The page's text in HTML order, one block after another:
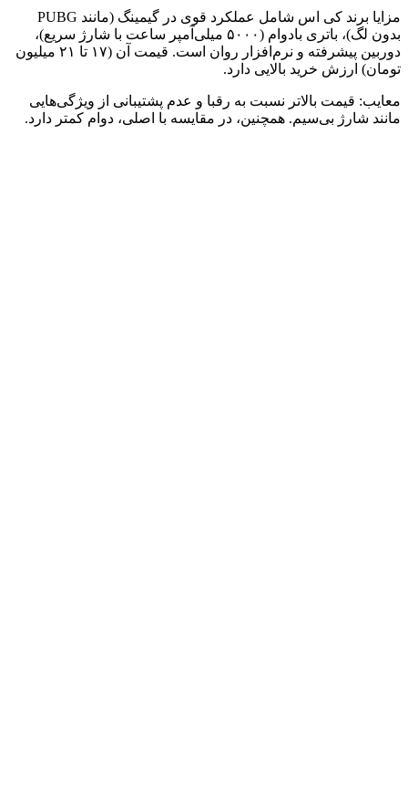
مزایا برند کی اس شامل عملکرد قوی در گیمینگ (مانند PUBG
بدون لگ)، باتری بادوام (۵۰۰۰ میلی‌آمپر ساعت با شارژ سریع)،
دوربین پیشرفته و نرم‌افزار روان است. قیمت آن (۱۷ تا ۲۱ میلیون
تومان) ارزش خرید بالایی دارد.
معایب: قیمت بالاتر نسبت به رقبا و عدم پشتیبانی از ویژگی‌هایی
مانند شارژ بی‌سیم. همچنین، در مقایسه با اصلی، دوام کمتر دارد.